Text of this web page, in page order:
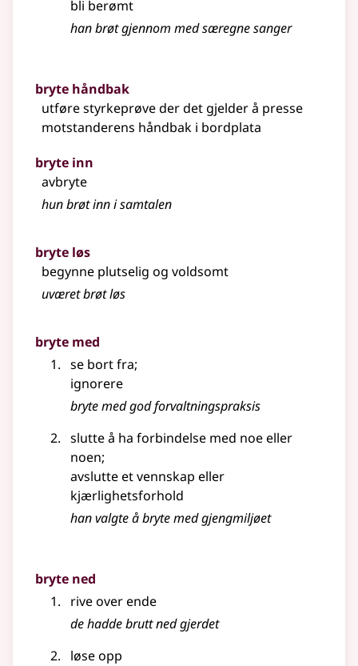
bli berømt
han brøt gjennom med særegne sanger
bryte håndbak
utføre styrkeprøve der det gjelder å presse
motstanderens håndbak i bordplata
bryte inn
avbryte
hun brøt inn i samtalen
bryte løs
begynne plutselig og voldsomt
uværet brøt løs
bryte med
se bort fra;
ignorere
bryte med god forvaltningspraksis
slutte å ha forbindelse med noe eller
noen;
avslutte et vennskap eller
kjærlighetsforhold
han valgte å bryte med gjengmiljøet
bryte ned
rive over ende
de hadde brutt ned gjerdet
løse opp